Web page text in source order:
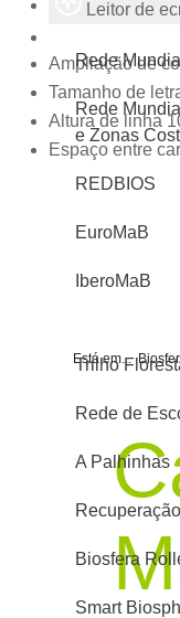
Leitor de
Ampliação de
Tamanho de
Altura de linha
Espaço entre
Rede
Rede
e Zonas
REDBIOS
EuroMaB
IberoMaB
Trilho
Rede de
A Palhinhas
Biosfera
Smart
Está em...